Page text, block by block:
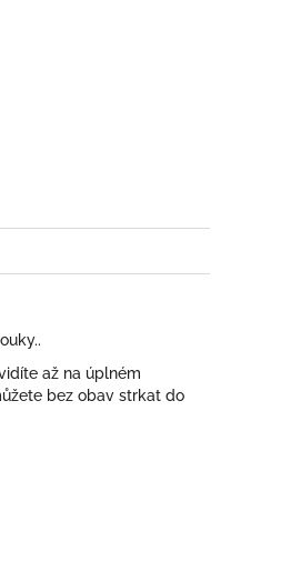
až na úplném
bez obav strkat do